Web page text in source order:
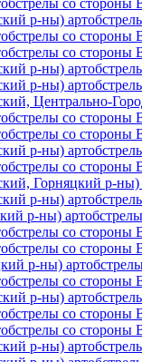
р-ны)
со
со
р-ны)
р-ны)
Центрально-
со
со
р-ны)
со
Горняцкий р-
р-ны)
р-ны)
со
со
р-ны)
со
р-ны)
со
со
р-ны)